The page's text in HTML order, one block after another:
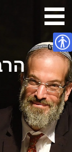
נגישות